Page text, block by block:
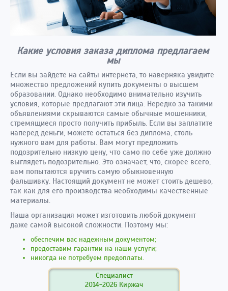
Какие условия заказа диплома предлагаем
мы
Если вы зайдете на сайты интернета, то наверняка увидите
множество предложений купить документы о высшем
образовании. Однако необходимо внимательно изучить
условия, которые предлагают эти лица. Нередко за такими
объявлениями скрываются самые обычные мошенники,
стремящиеся просто получить прибыль. Если вы заплатите
наперед деньги, можете остаться без диплома, столь
нужного вам для работы. Вам могут предложить
подозрительно низкую цену, что само по себе уже должно
выглядеть подозрительно. Это означает, что, скорее всего,
вам попытаются вручить самую обыкновенную
фальшивку. Настоящий документ не может стоить дешево,
так как для его производства необходимы качественные
материалы.
Наша организация может изготовить любой документ
даже самой высокой сложности. Поэтому мы:
обеспечим вас надежным документом;
предоставим гарантии на наши услуги;
никогда не потребуем предоплаты.
Специалист
2014-2026 Киржач